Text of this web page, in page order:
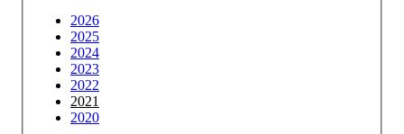
2026
2025
2024
2023
2022
2021
2020